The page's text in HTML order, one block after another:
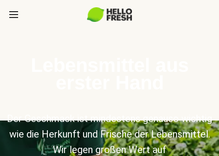
Der Geschmack ist mindestens genauso wichtig
wie die Herkunft und Frische der Lebensmittel.
Wir legen großen Wert auf